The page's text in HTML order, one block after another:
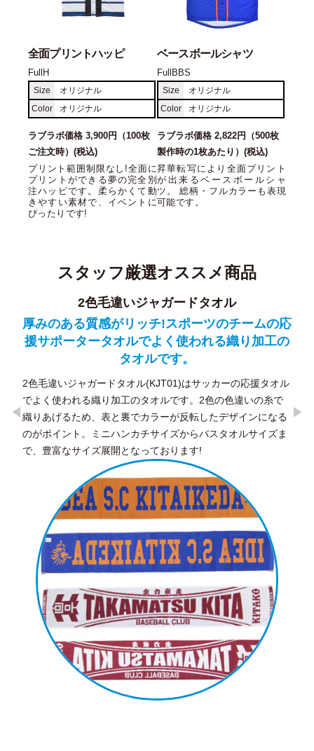
全面プリントハッピ
FullH
Size
オリジナル
Color
オリジナル
ラブラボ価格 3,900円（100枚
ご注文時）(税込)
プリント範囲制限なし!全面に
プリントができる夢の完全別
注ハッピです。柔らかくて動
きやすい素材で、イベントに
ぴったりです!
ベースボールシャツ
FullBBS
Size
オリジナル
Color
オリジナル
ラブラボ価格 2,822円（500枚
製作時の1枚あたり）(税込)
昇華転写により全面プリント
が出来るベースボールシャ
ツ。 総柄・フルカラーも表現
可能です。
スタッフ厳選オススメ商品
る
コットンツイルローキャップ
ほどよくハリのあるツイル生地の浅めキャッ
プ。
金属クリップアジャスター付きでサイズ調節ができます。コ
ーディネートに合わせやすく、男女問わず人気の定番キャッ
プです。